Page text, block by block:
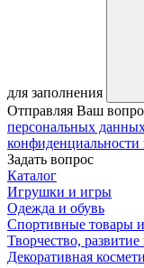
для заполнения
Отправляя Ваш
персональных
Задать вопрос
Каталог
Игрушки и игры
Одежда и обувь
Спортивные товары
Творчество,
Декоративная